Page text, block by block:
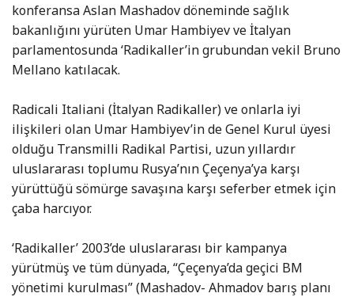
konferansa Aslan Mashadov döneminde sağlık
bakanlığını yürüten Umar Hambiyev ve İtalyan
parlamentosunda ‘Radikaller’in grubundan vekil Bruno
Mellano katılacak.
Radicali Italiani (İtalyan Radikaller) ve onlarla iyi
ilişkileri olan Umar Hambiyev’in de Genel Kurul üyesi
olduğu Transmilli Radikal Partisi, uzun yıllardır
uluslararası toplumu Rusya’nın Çeçenya’ya karşı
yürüttüğü sömürge savaşına karşı seferber etmek için
çaba harcıyor.
‘Radikaller’ 2003’de uluslararası bir kampanya
yürütmüş ve tüm dünyada, “Çeçenya’da geçici BM
yönetimi kurulması” (Mashadov- Ahmadov barış planı